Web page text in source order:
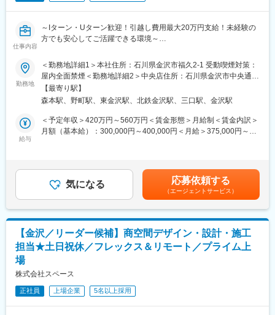
※転勤が難しい方はエリア限定職（正社員／給与面など条件差異あ
り）も選択可能ですので、ご相談ください
変更の範囲：会社の定める業務
■当ポジションのミッション：
踏襲ではなくチャレンジを。香林坊を更に活気づけるために常に
新しい価値提供のための『＋α』を私たちは追求し続けます。
モール事業部：正社員2名、契約社員2名の計4名所属しておりま
す。
■身につくスキル：
デアを構築するため、創造力やコンサルティング能力が身につき
ます。
の上、調整します。希望がある場合は、2連休も取得可能です。ま
た基本的に転勤はなく、安定して長期的に働ける環境です。
■当ポジションの魅力：
・『クラソ・プレイス香林坊』は、ファッション、グルメ、サー
ビスなど多彩な店舗が揃う街のランドマークの運営管理に携われ
るやりがいのあるポジションです。
・収益拡大やモール内のテナント構成について戦略的観点からア
きます。
・母体である株式会社リオ・ホールディングスは社員数300名以
上の規模を誇ります。
仕事内容
～Iターン・Uターン歓迎！引越し費用最大20万円支給！未経験の
方でも安心してご活躍できる環境～
■仕事についての詳細：
・金沢店にて分譲戸建の販売や注文住宅の紹介をお任せします。
未経験者の採用実績は複数あり、研修などもご用意しております
のでご安心下さい。
《詳細》
・新規物件の情報収集
■魅力点：
＊未経験でも活躍できる環境
eラーニングやハウスドゥ研修、OJTといった充実した制度が整っ
＊働きやすい環境
合わせることで、最長8日間の連続休暇を取得できます。
＊その他
勤務地
＜勤務地詳細1＞本社住所：石川県金沢市福久2-1 受動喫煙対策：
屋内全面禁煙＜勤務地詳細2＞中央店住所：石川県金沢市中央通町
２０ー１４ 受動喫煙対策：屋内全面禁煙
【最寄り駅】
森本駅、野町駅、東金沢駅、北鉄金沢駅、三口駅、金沢駅
給与
＜予定年収＞420万円～560万円＜賃金形態＞月給制＜賃金内訳＞
月額（基本給）：300,000円～400,000円＜月給＞375,000円～
支給します・賞与／あり（決算賞与／業績による）、別途インセ
ンティブあり賃金はあくまでも目安の金額であり、選考を通じて
上下する可能性があります。月給(月額)は固定手当を含めた表記で
す。
気になる 応募依頼する
（エージェントサービス）
【金沢／リーダー候補】商空間デザイン・設計・施工
担当★土日祝休／フレックス＆リモート／プライム上
場
株式会社スペース
正社員 上場企業 5名以上採用